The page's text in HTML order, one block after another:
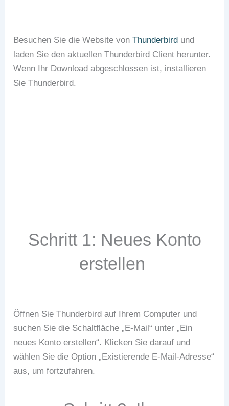
Besuchen Sie die Website vonThunderbird und
laden Sie den aktuellen Thunderbird Client herunter.
Wenn Ihr Download abgeschlossen ist, installieren
Sie Thunderbird.
Schritt 1: Neues Konto
erstellen
Öffnen Sie Thunderbird auf Ihrem Computer und
suchen Sie die Schaltfläche „E-Mail“ unter „Ein
neues Konto erstellen“. Klicken Sie darauf und
wählen Sie die Option „Existierende E-Mail-Adresse“
aus, um fortzufahren.